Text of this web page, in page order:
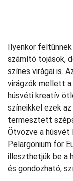
Ilyenkor
számító tojások,
színes virágai is.
virágzók mellett
húsvéti kreatív
színeikkel ezek
termesztett
Ötvözve a húsvét
Pelargonium for
illeszthetjük be a
és gondozható,